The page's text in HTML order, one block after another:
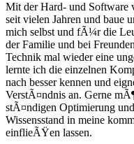
Mit der Hard- und Software
seit vielen Jahren und baue
mich selbst und fÃ¼r die
der Familie und bei
Technik mal wieder eine
lernte ich die einzelnen
nach besser kennen und
VerstÃ¤ndnis an. Gerne
stÃ¤ndigen Optimierung
Wissensstand in meine
einflieÃŸen lassen.